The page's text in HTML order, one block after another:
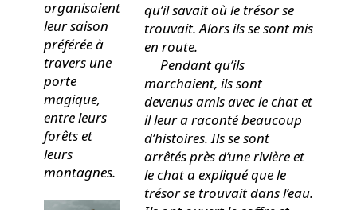
organisaient
leur saison
préférée à
travers une
porte
magique,
entre leurs
forêts et
leurs
montagnes.
qu’il savait où le trésor se
trouvait. Alors ils se sont mis
en route.
Pendant qu’ils
marchaient, ils sont
devenus amis avec le chat et
il leur a raconté beaucoup
d’histoires. Ils se sont
arrêtés près d’une rivière et
le chat a expliqué que le
trésor se trouvait dans l’eau.